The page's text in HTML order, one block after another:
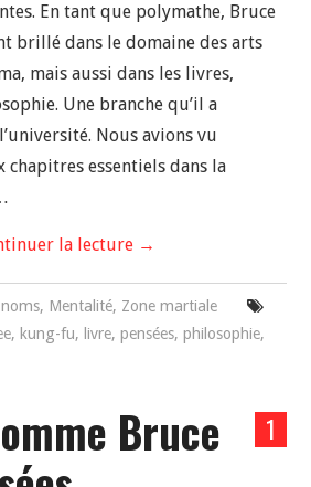
En tant que polymathe, Bruce
brillé dans le domaine des arts
mais aussi dans les livres,
Une branche qu’il a
Nous avions vu
chapitres essentiels dans la
la lecture →
, Mentalité, Zone martiale
, kung-fu, livre,pensées,philosophie,
1
Bruce